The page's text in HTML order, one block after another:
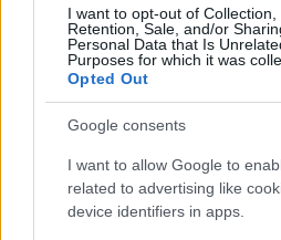
I want to opt-out of Collection,
Retention, Sale, and/or
Personal Data that Is
Purposes for which it was
Opted Out
Google consents
I want to allow Google to
related to advertising like
device identifiers in apps.
καλύπτει τη βασική απαίτηση
Από καθαρά κατασκευαστική
ενός διπλού module κάμερας
μικρότερου των 6 χιλιοστών
μηχανολογική πρόκληση, κάτι
εξέλιξη των τεχνικών
δεύτερο κρίσιμο ζήτημα